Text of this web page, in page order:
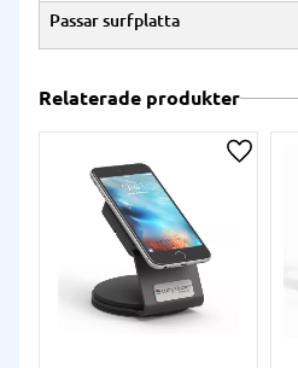
Passar surfplatta
Relaterade produkter
Lägg